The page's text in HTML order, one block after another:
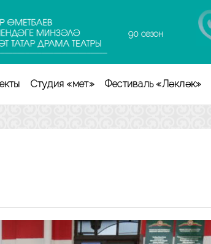
90 сезон
Студия «Өмет» Фестиваль «Ләкләк»